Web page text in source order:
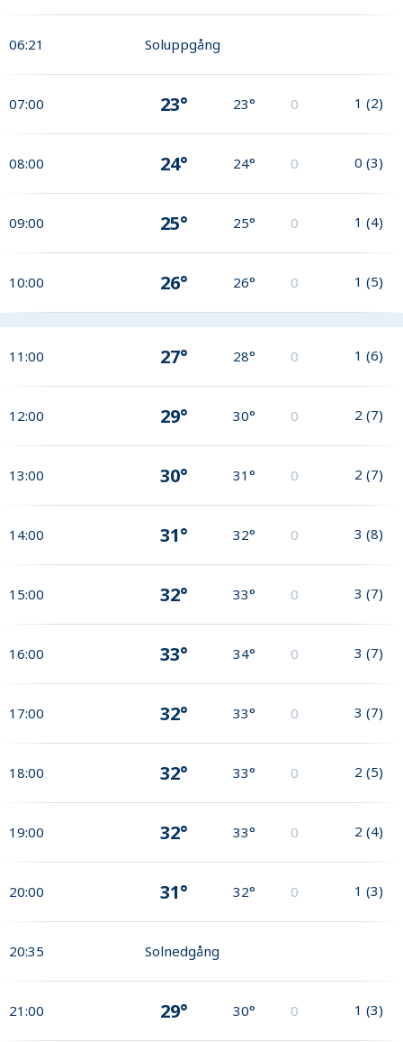
06:21 Soluppgång
07:00 23° 23° 0 1 (2)
08:00 24° 24° 0 0 (3)
09:00 25° 25° 0 1 (4)
10:00 26° 26° 0 1 (5)
11:00 27° 28° 0 1 (6)
12:00 29° 30° 0 2 (7)
13:00 30° 31° 0 2 (7)
14:00 31° 32° 0 3 (8)
15:00 32° 33° 0 3 (7)
16:00 33° 34° 0 3 (7)
17:00 32° 33° 0 3 (7)
18:00 32° 33° 0 2 (5)
19:00 32° 33° 0 2 (4)
20:00 31° 32° 0 1 (3)
20:35 Solnedgång
21:00 29° 30° 0 1 (3)